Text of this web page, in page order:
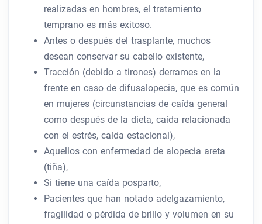
realizadas en hombres, el tratamiento
temprano es más exitoso.
Antes o después del trasplante, muchos
desean conservar su cabello existente,
Tracción (debido a tirones) derrames en la
frente en caso de difusalopecia, que es común
en mujeres (circunstancias de caída general
como después de la dieta, caída relacionada
con el estrés, caída estacional),
Aquellos con enfermedad de alopecia areta
(tiña),
Si tiene una caída posparto,
Pacientes que han notado adelgazamiento,
fragilidad o pérdida de brillo y volumen en su